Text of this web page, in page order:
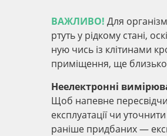
ВАЖЛИВО! Для
ртуть у рідкому стані,
ную чись із клітинами
приміщення, ще близько
Неелектронні
Щоб напевне
експлуатації чи
раніше придбаних —